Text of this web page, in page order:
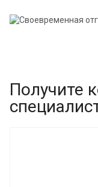
Получите